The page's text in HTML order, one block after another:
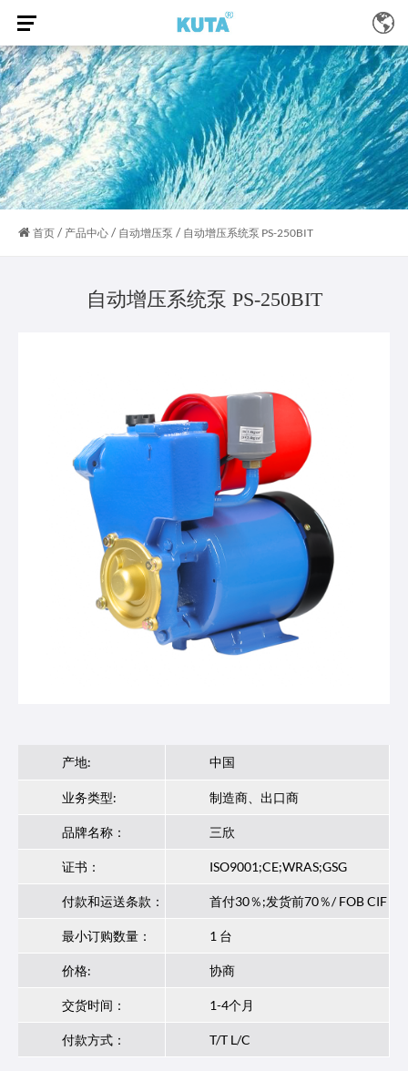
首页 / 产品中心 / 自动增压泵 / 自动增压系统泵 PS-250BIT
自动增压系统泵 PS-250BIT
产地: 中国
业务类型: 制造商、出口商
品牌名称： 三欣
证书： ISO9001;CE;WRAS;GSG
付款和运送条款： 首付30％;发货前70％/ FOB CIF
最小订购数量： 1 台
价格: 协商
交货时间： 1-4个月
付款方式： T/T L/C